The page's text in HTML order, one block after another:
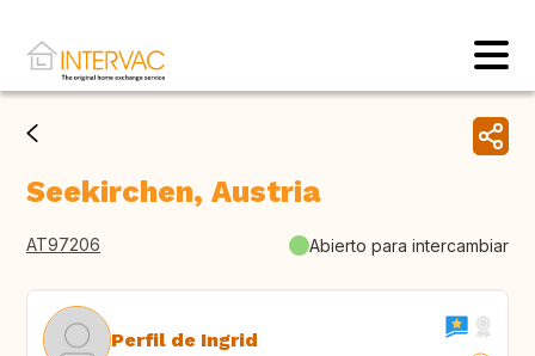
Seekirchen, Austria
AT97206 Abierto para intercambiar
Perfil de Ingrid